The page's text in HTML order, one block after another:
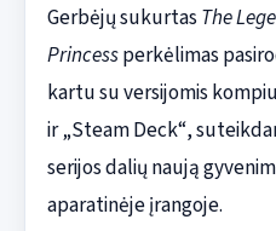
Gerbėjų sukurtasThe
Princessperkėlimas
kartu su versijomis
ir „Steam Deck“,
serijos dalių naują
aparatinėje įrangoje.